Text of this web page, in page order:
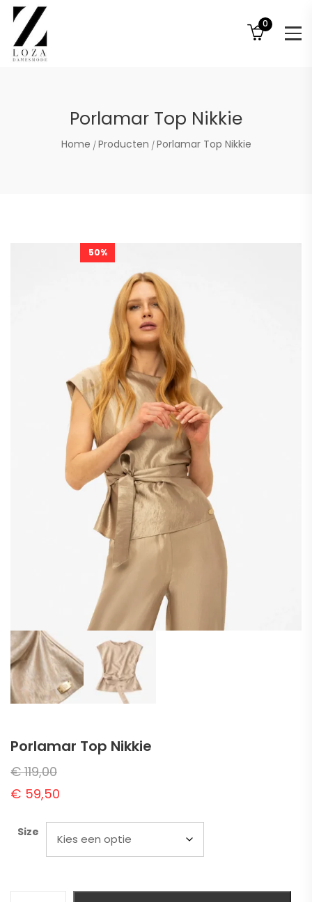
0
Porlamar Top Nikkie
Home Producten Porlamar Top Nikkie
50%
Porlamar Top Nikkie
€119,00
€ 59,50
Size